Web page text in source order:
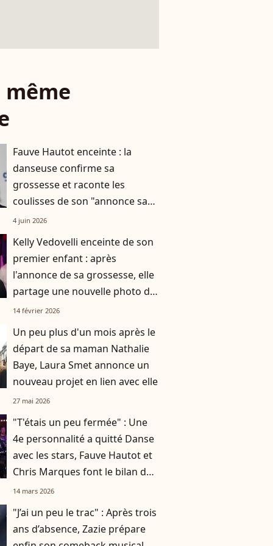
même
Fauve Hautot enceinte : la
danseuse confirme sa
grossesse et raconte les
coulisses de son "annonce sans
annonce"
4 juin 2026
Kelly Vedovelli enceinte de son
premier enfant : après
l'annonce de sa grossesse, elle
partage une nouvelle photo de
son ventre arrondi
14 février 2026
Un peu plus d'un mois après le
départ de sa maman Nathalie
Baye, Laura Smet annonce un
nouveau projet en lien avec elle
27 mai 2026
"T'étais un peu fermée" : Une
4e personnalité a quitté Danse
avec les stars, Fauve Hautot et
Chris Marques font le bilan de
son parcours après l'annonce
14 mars 2026
"J’ai un peu le trac" : Après trois
ans d’absence, Zazie prépare